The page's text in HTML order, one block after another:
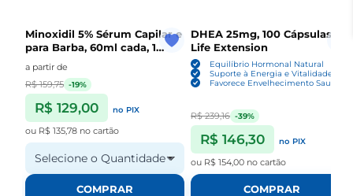
Minoxidil 5% Sérum Capilar e
para Barba, 60ml cada, 1
Sefralls
a partir de
R$ 159,75 -19%
R$ 129,00 no PIX
ou R$ 135,78 no cartão
Selecione o Quantidade
COMPRAR
DHEA 25mg, 100 Cápsulas ,
Life Extension
Equilíbrio Hormonal Natural
Suporte à Energia e Vitalidade
Favorece Envelhecimento Saudável
R$ 239,16 -39%
R$ 146,30 no PIX
ou R$ 154,00 no cartão
COMPRAR